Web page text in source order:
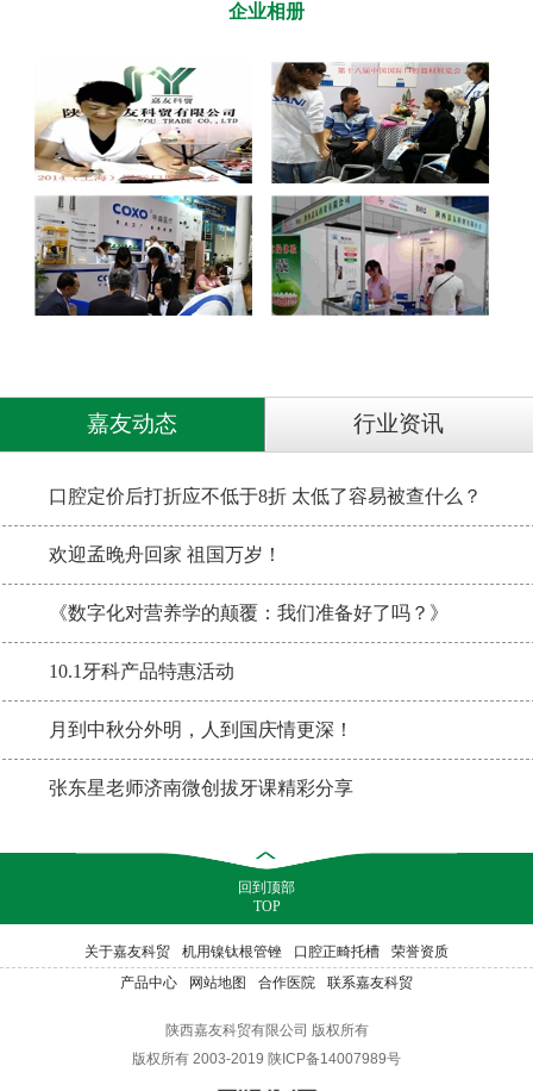
企业相册
嘉友动态 行业资讯
口腔定价后打折应不低于8折 太低了容易被查什么？
欢迎孟晚舟回家 祖国万岁！
《数字化对营养学的颠覆：我们准备好了吗？》
10.1牙科产品特惠活动
月到中秋分外明，人到国庆情更深！
张东星老师济南微创拔牙课精彩分享
回到顶部
TOP
关于嘉友科贸 机用镍钛根管锉 口腔正畸托槽
荣誉资质
产品中心
网站地图 合作医院 联系嘉友科贸
陕西嘉友科贸有限公司 版权所有
版权所有 2003-2019 陕ICP备14007989号